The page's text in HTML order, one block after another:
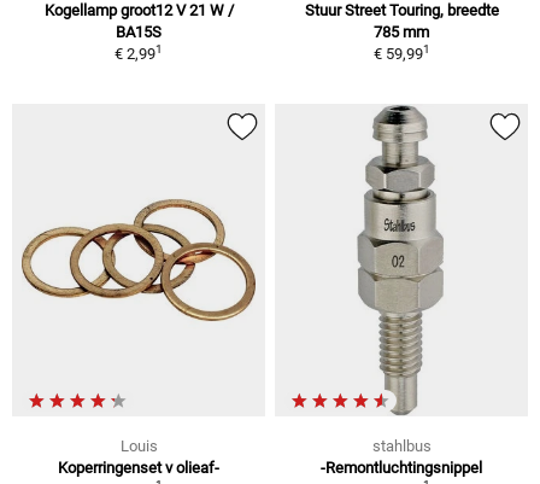
Kogellamp groot12 V 21 W /
BA15S
€ 2,991
Stuur Street Touring, breedte
785 mm
€ 59,991
Louis
Koperringenset v olieaf-
stahlbus
-Remontluchtingsnippel